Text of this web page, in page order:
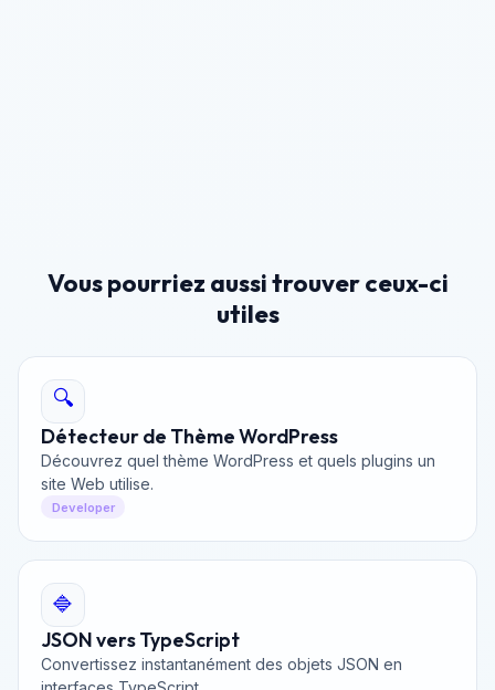
Vous pourriez aussi trouver ceux-ci
utiles
🔍
Détecteur de Thème WordPress
Découvrez quel thème WordPress et quels plugins un
site Web utilise.
Developer
🔷
JSON vers TypeScript
Convertissez instantanément des objets JSON en